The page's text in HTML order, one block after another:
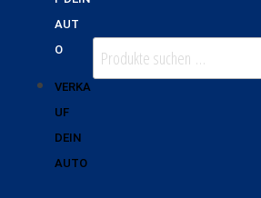
AUT
O
VERKA
UF
DEIN
AUTO